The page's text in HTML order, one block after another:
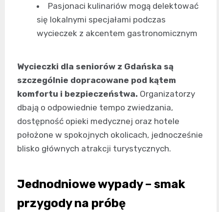
Pasjonaci kulinariów mogą delektować
się lokalnymi specjałami podczas
wycieczek z akcentem gastronomicznym
Wycieczki dla seniorów z Gdańska są
szczególnie dopracowane pod kątem
komfortu i bezpieczeństwa. Organizatorzy
dbają o odpowiednie tempo zwiedzania,
dostępność opieki medycznej oraz hotele
położone w spokojnych okolicach, jednocześnie
blisko głównych atrakcji turystycznych.
Jednodniowe wypady – smak
przygody na próbę